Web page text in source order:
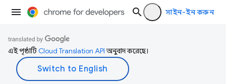
সাইন-ইন করুন
এই পৃষ্ঠাটিCloud Translation APIঅনুবাদ করেছে।